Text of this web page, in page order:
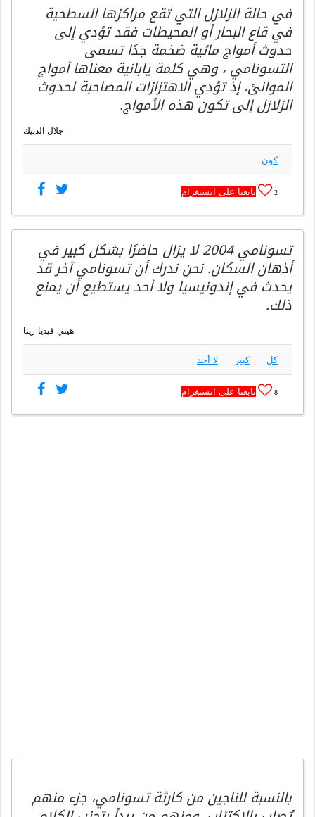
في حالة الزلازل التي تقع مراكزها السطحية
في قاع البحار أو المحيطات فقد تؤدي إلى
حدوث أمواج مائية ضخمة جدًا تسمى
التسونامي ، وهي كلمة يابانية معناها أمواج
الموانئ، إذ تؤدي الاهتزازات المصاحبة لحدوث
الزلازل إلى تكون هذه الأمواج.
جلال الدبيك
كون
2 تابعنا على انستغرام
تسونامي 2004 لا يزال حاضرًا بشكل كبير في
أذهان السكان. نحن ندرك أن تسونامي آخر قد
يحدث في إندونيسيا ولا أحد يستطيع أن يمنع
ذلك.
هيني فيديا رينا
كل كبير لا أحد
8 تابعنا على انستغرام
بالنسبة للناجين من كارثة تسونامي، جزء منهم